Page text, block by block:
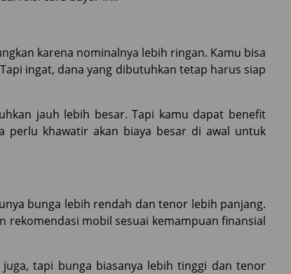
karena nominalnya lebih ringan. Kamu bisa
ingat, dana yang dibutuhkan tetap harus siap
jauh lebih besar. Tapi kamu dapat benefit
khawatir akan biaya besar di awal untuk
bunga lebih rendah dan tenor lebih panjang.
rekomendasi mobil sesuai kemampuan finansial
tapi bunga biasanya lebih tinggi dan tenor